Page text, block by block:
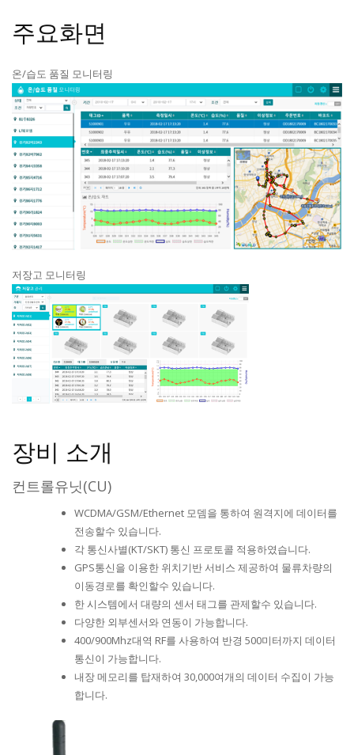
주요화면
온/습도 품질 모니터링
저장고 모니터링
장비 소개
컨트롤유닛(CU)
WCDMA/GSM/Ethernet 모뎀을 통하여 원격지에 데이터를
전송할수 있습니다.
각 통신사별(KT/SKT) 통신 프로토콜 적용하였습니다.
GPS통신을 이용한 위치기반 서비스 제공하여 물류차량의
이동경로를 확인할수 있습니다.
한 시스템에서 대량의 센서 태그를 관제할수 있습니다.
다양한 외부센서와 연동이 가능합니다.
400/900Mhz대역 RF를 사용하여 반경 500미터까지 데이터
통신이 가능합니다.
내장 메모리를 탑재하여 30,000여개의 데이터 수집이 가능
합니다.